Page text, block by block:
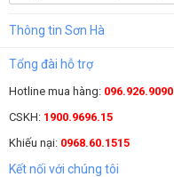
Thông tin Sơn Hà
Tổng đài hỗ trợ
Hotline mua hàng: 096.926.9090
CSKH: 1900.9696.15
Khiếu nại: 0968.60.1515
Kết nối với chúng tôi